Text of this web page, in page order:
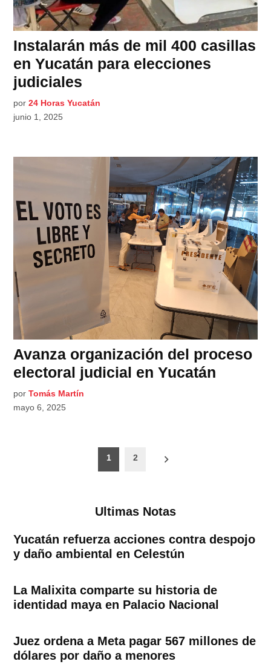
Instalarán más de mil 400 casillas
en Yucatán para elecciones
judiciales
por 24 Horas Yucatán
junio 1, 2025
Avanza organización del proceso
electoral judicial en Yucatán
por Tomás Martín
mayo 6, 2025
1 2
Ultimas Notas
Yucatán refuerza acciones contra despojo
y daño ambiental en Celestún
La Malixita comparte su historia de
identidad maya en Palacio Nacional
Juez ordena a Meta pagar 567 millones de
dólares por daño a menores